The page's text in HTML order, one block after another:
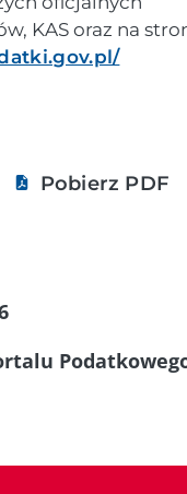
KAS oraz na
Pobierz PDF